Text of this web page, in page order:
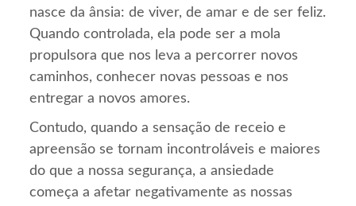
nasce da ânsia: de viver, de amar e de ser feliz.
Quando controlada, ela pode ser a mola
propulsora que nos leva a percorrer novos
caminhos, conhecer novas pessoas e nos
entregar a novos amores.
Contudo, quando a sensação de receio e
apreensão se tornam incontroláveis e maiores
do que a nossa segurança, a ansiedade
começa a afetar negativamente as nossas